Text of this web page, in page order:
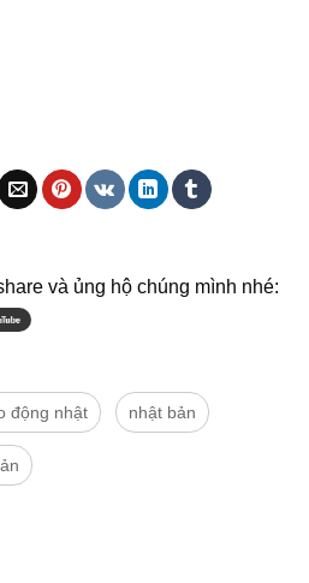
và ủng hộ chúng mình nhé:
động nhật nhật bản